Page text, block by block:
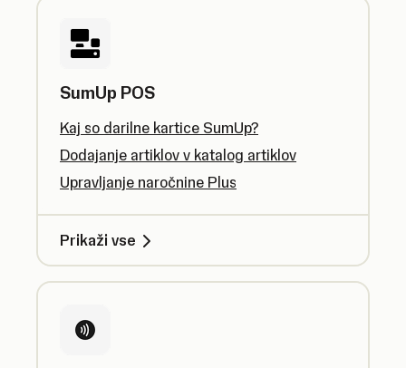
SumUp POS
Kaj so darilne kartice SumUp?
Dodajanje artiklov v katalog artiklov
Upravljanje naročnine Plus
Prikaži vse